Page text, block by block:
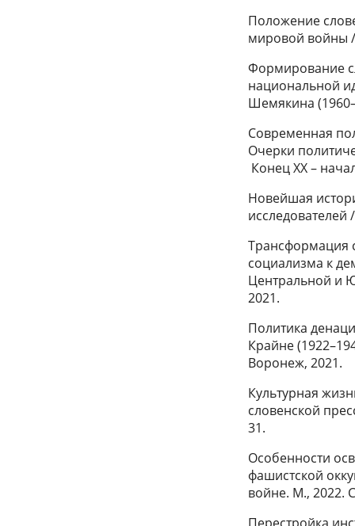
Положение
мировой войны
Формирование
национальной
Шемякина
Современная
Очерки
Конец XX –
Новейшая
Трансформация
социализма к
Центральной и
2021.
Политика
Крайне
Воронеж, 2021.
Культурная
словенской
31.
Особенности
фашистской
войне. М., 2022.
Перестройка